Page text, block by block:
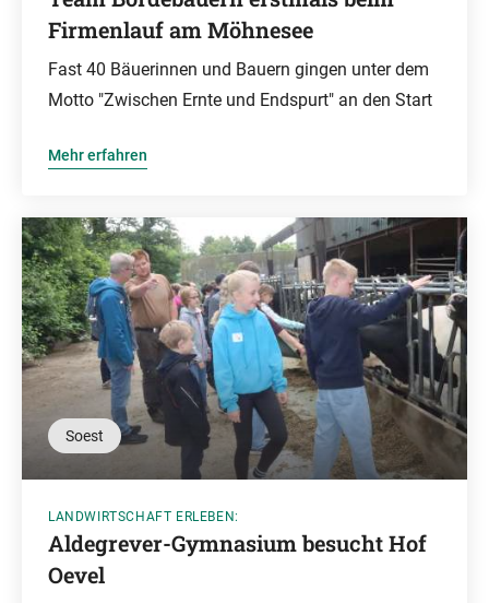
Firmenlauf am Möhnesee
Fast 40 Bäuerinnen und Bauern gingen unter dem
Motto "Zwischen Ernte und Endspurt" an den Start
Mehr erfahren
Soest
LANDWIRTSCHAFT ERLEBEN:
Aldegrever-Gymnasium besucht Hof
Oevel